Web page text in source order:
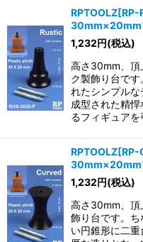
30mm×20mm
1,232円(税込)
高さ30mm、頂
ク製飾り台で
れたシンプル
成型された精
るフィギュア
30mm×20mm
1,232円(税込)
高さ30mm、頂
飾り台です。
い円錐形に二